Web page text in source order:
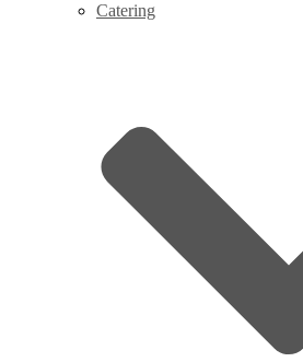
Catering